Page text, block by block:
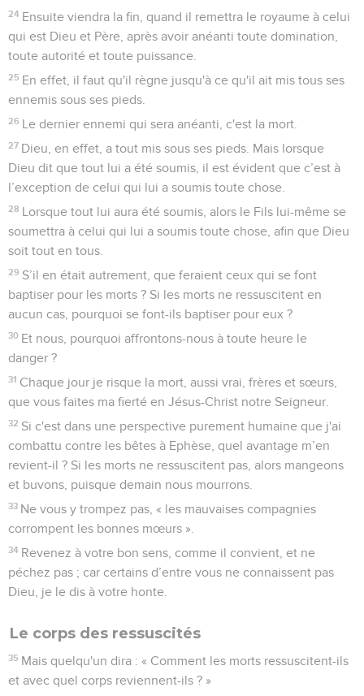
24 Ensuite viendra la fin, quand il remettra le royaume à celui
qui est Dieu et Père, après avoir anéanti toute domination,
toute autorité et toute puissance.
25 En effet, il faut qu'il règne jusqu'à ce qu'il ait mis tous ses
ennemis sous ses pieds.
26 Le dernier ennemi qui sera anéanti, c'est la mort.
27 Dieu, en effet, a tout mis sous ses pieds. Mais lorsque
Dieu dit que tout lui a été soumis, il est évident que c’est à
l’exception de celui qui lui a soumis toute chose.
28 Lorsque tout lui aura été soumis, alors le Fils lui-même se
soumettra à celui qui lui a soumis toute chose, afin que Dieu
soit tout en tous.
29 S’il en était autrement, que feraient ceux qui se font
baptiser pour les morts ? Si les morts ne ressuscitent en
aucun cas, pourquoi se font-ils baptiser pour eux ?
30 Et nous, pourquoi affrontons-nous à toute heure le
danger ?
31 Chaque jour je risque la mort, aussi vrai, frères et sœurs,
que vous faites ma fierté en Jésus-Christ notre Seigneur.
32 Si c'est dans une perspective purement humaine que j'ai
combattu contre les bêtes à Ephèse, quel avantage m’en
revient-il ? Si les morts ne ressuscitent pas, alors mangeons
et buvons, puisque demain nous mourrons.
33 Ne vous y trompez pas, « les mauvaises compagnies
corrompent les bonnes mœurs ».
34 Revenez à votre bon sens, comme il convient, et ne
péchez pas ; car certains d’entre vous ne connaissent pas
Dieu, je le dis à votre honte.
Le corps des ressuscités
35 Mais quelqu'un dira : « Comment les morts ressuscitent-ils
et avec quel corps reviennent-ils ? »